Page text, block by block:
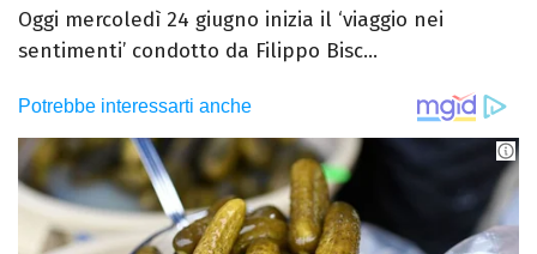
Oggi mercoledì 24 giugno inizia il ‘viaggio nei
sentimenti’ condotto da Filippo Bisc...